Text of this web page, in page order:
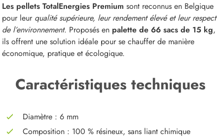
Les pellets TotalEnergies Premium sont reconnus en Belgique
pour leur qualité supérieure, leur rendement élevé et leur respect
de l’environnement. Proposés en palette de 66 sacs de 15 kg,
ils offrent une solution idéale pour se chauffer de manière
économique, pratique et écologique.
Caractéristiques techniques
Diamètre : 6 mm
Composition : 100 % résineux, sans liant chimique